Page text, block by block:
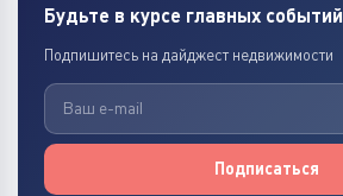
Будьте в курсе главных событий
Подпишитесь на дайджест недвижимости
Подписаться